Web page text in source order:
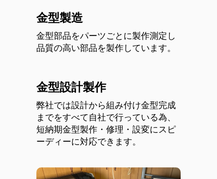
金型製造
金型部品をパーツごとに製作測定し
品質の高い部品を製作しています。
金型設計製作
弊社では設計から組み付け金型完成
までをすべて自社で行っている為、
短納期金型製作・修理・設変にスピ
ーディーに対応できます。